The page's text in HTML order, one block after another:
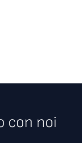
con noi